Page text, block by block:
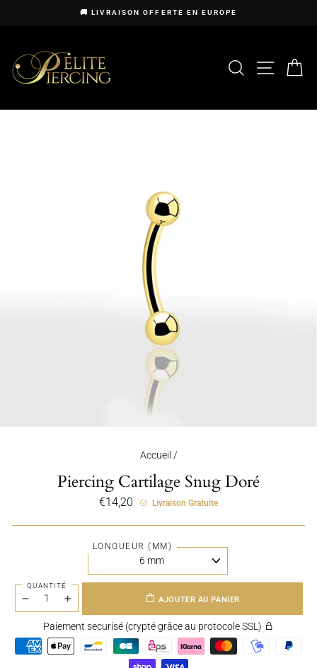
🚚 LIVRAISON OFFERTE EN EUROPE
Accueil /
Piercing Cartilage Snug Doré
€14,20
PrixLivraison Gratuite
LONGUEUR (MM)
QUANTITÉ
+
AJOUTER AU PANIER
Paiement securisé (crypté grâce au protocole SSL)